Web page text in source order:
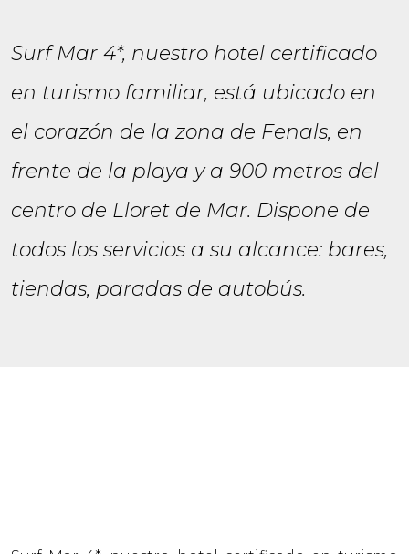
Surf Mar 4*, nuestro hotel certificado
en turismo familiar, está ubicado en
el corazón de la zona de Fenals, en
frente de la playa y a 900 metros del
centro de Lloret de Mar. Dispone de
todos los servicios a su alcance: bares,
tiendas, paradas de autobús.